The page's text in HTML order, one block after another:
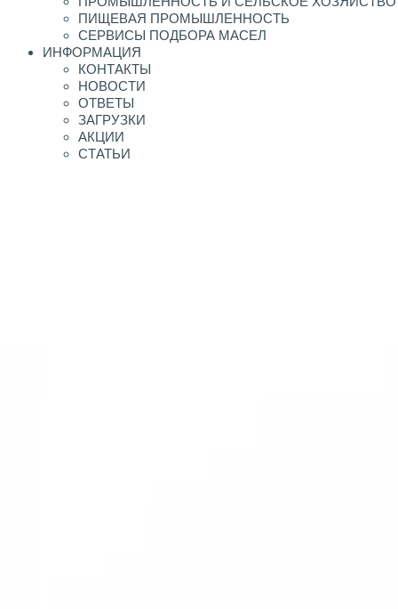
ПИЩЕВАЯ ПРОМЫШЛЕННОСТЬ
СЕРВИСЫ ПОДБОРА МАСЕЛ
ИНФОРМАЦИЯ
КОНТАКТЫ
НОВОСТИ
ОТВЕТЫ
ЗАГРУЗКИ
АКЦИИ
СТАТЬИ